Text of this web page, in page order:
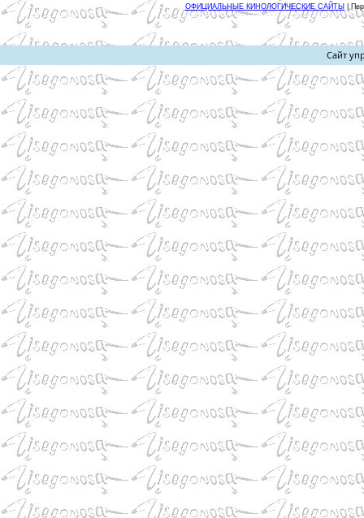
ОФИЦИАЛЬНЫЕ КИНОЛОГИЧЕСКИЕ САЙТЫ |
Сайт